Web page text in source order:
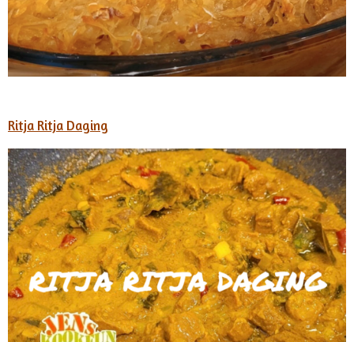
Ritja Ritja Daging